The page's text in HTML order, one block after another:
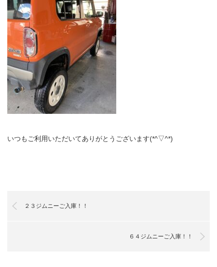
いつもご利用いただいてありがとうございます(*^▽^*)
２３ジムニーご入庫！！
６４ジムニーご入庫！！